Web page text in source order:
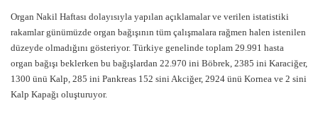
Organ Nakil Haftası dolayısıyla yapılan açıklamalar ve verilen istatistiki
rakamlar günümüzde organ bağışının tüm çalışmalara rağmen halen istenilen
düzeyde olmadığını gösteriyor. Türkiye genelinde toplam 29.991 hasta
organ bağışı beklerken bu bağışlardan 22.970 ini Böbrek, 2385 ini Karaciğer,
1300 ünü Kalp, 285 ini Pankreas 152 sini Akciğer, 2924 ünü Kornea ve 2 sini
Kalp Kapağı oluşturuyor.